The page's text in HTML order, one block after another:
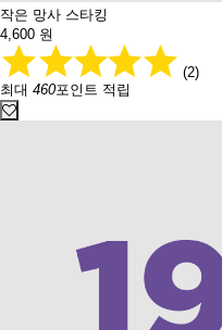
작은 망사 스타킹
4,600 원
(2)
최대 460포인트 적립